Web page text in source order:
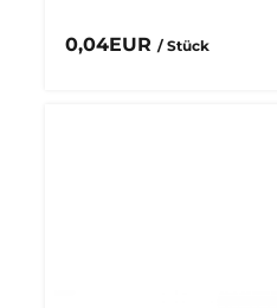
0,04EUR / Stück